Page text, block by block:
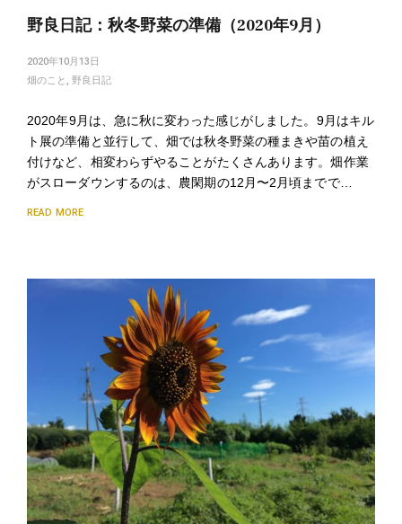
野良日記：秋冬野菜の準備（2020年9月）
2020年10月13日
畑のこと , 野良日記
2020年9月は、急に秋に変わった感じがしました。9月はキル
ト展の準備と並行して、畑では秋冬野菜の種まきや苗の植え
付けなど、相変わらずやることがたくさんあります。畑作業
がスローダウンするのは、農閑期の12月〜2月頃までで…
READ MORE